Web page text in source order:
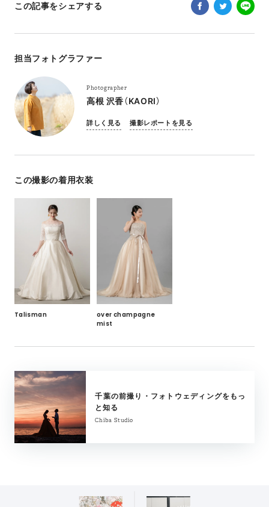
この記事をシェアする
担当フォトグラファー
Photographer
高根 沢香（KAORI）
詳しく見る 撮影レポートを見る
この撮影の着用衣装
Talisman
over champagne
mist
千葉の前撮り・フォトウェディングをもっ
と知る
Chiba Studio